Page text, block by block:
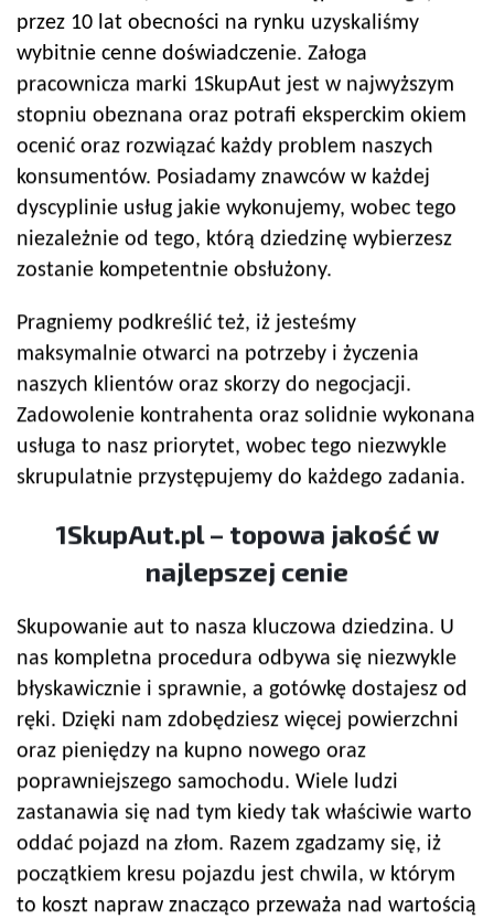
przez 10 lat obecności na rynku uzyskaliśmy
wybitnie cenne doświadczenie. Załoga
pracownicza marki 1SkupAut jest w najwyższym
stopniu obeznana oraz potrafi eksperckim okiem
ocenić oraz rozwiązać każdy problem naszych
konsumentów. Posiadamy znawców w każdej
dyscyplinie usług jakie wykonujemy, wobec tego
niezależnie od tego, którą dziedzinę wybierzesz
zostanie kompetentnie obsłużony.
Pragniemy podkreślić też, iż jesteśmy
maksymalnie otwarci na potrzeby i życzenia
naszych klientów oraz skorzy do negocjacji.
Zadowolenie kontrahenta oraz solidnie wykonana
usługa to nasz priorytet, wobec tego niezwykle
skrupulatnie przystępujemy do każdego zadania.
1SkupAut.pl – topowa jakość w
najlepszej cenie
Skupowanie aut to nasza kluczowa dziedzina. U
nas kompletna procedura odbywa się niezwykle
błyskawicznie i sprawnie, a gotówkę dostajesz od
ręki. Dzięki nam zdobędziesz więcej powierzchni
oraz pieniędzy na kupno nowego oraz
poprawniejszego samochodu. Wiele ludzi
zastanawia się nad tym kiedy tak właściwie warto
oddać pojazd na złom. Razem zgadzamy się, iż
początkiem kresu pojazdu jest chwila, w którym
to koszt napraw znacząco przeważa nad wartością